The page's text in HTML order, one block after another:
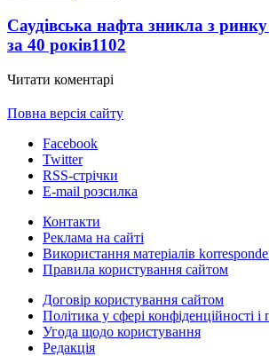
Саудівська нафта зникла з
за 40 років1102
Читати коментарі
Повна версія сайту
Facebook
Twitter
RSS-стрічки
E-mail розсилка
Контакти
Реклама на сайті
Використання матеріалів
Правила користування сайтом
Договір користування сайтом
Політика у сфері конфіденційності
Угода щодо користування
Редакція